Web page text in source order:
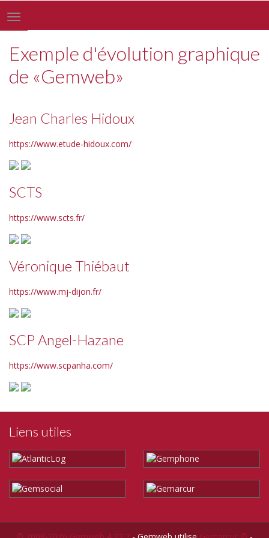
Toggle
navigation
Exemple d'évolution graphique
de «Gemweb»
Jean Charles Hidoux
https://www.etude-hidoux.com/
SCTS
https://www.scts.fr/
Véronique Thiébaut
https://www.mj-dijon.fr/
SCP Angel-Hazane
https://www.scpanha.com/
Liens utiles